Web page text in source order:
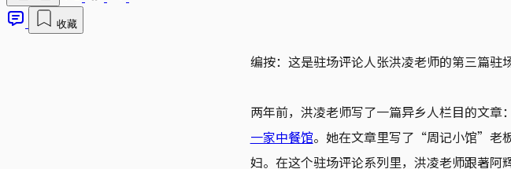
收藏
编按：这是驻场评论人张洪凌老师的第三篇驻
两年前，洪凌老师写了一篇异乡人栏目的文章：
一家中餐馆。她在文章里写了“周记小馆”老
妇。在这个驻场评论系列里，洪凌老师跟著